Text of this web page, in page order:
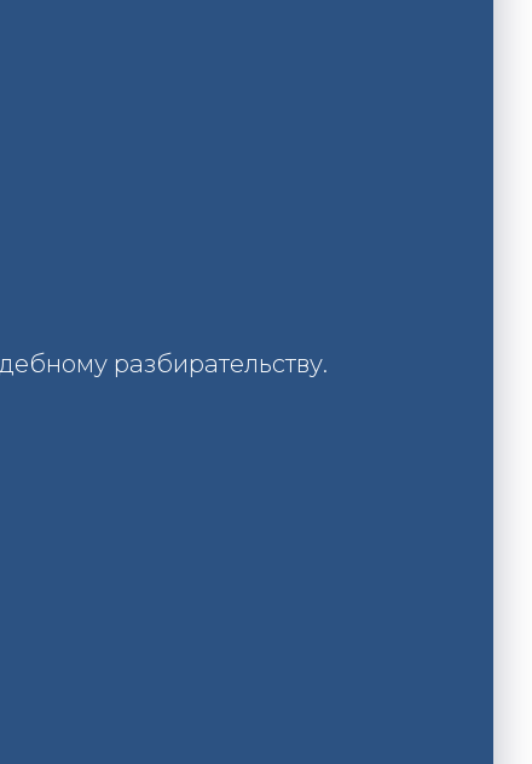
разбирательству.